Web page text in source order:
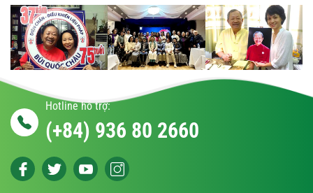
Hotline hỗ trợ:
(+84) 936 80 2660